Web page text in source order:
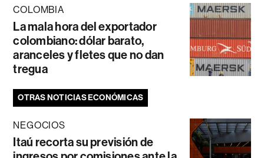
COLOMBIA
La mala hora del exportador
colombiano: dólar barato,
aranceles y fletes que no dan
tregua
OTRAS NOTICIAS ECONÓMICAS
NEGOCIOS
Itaú recorta su previsión de